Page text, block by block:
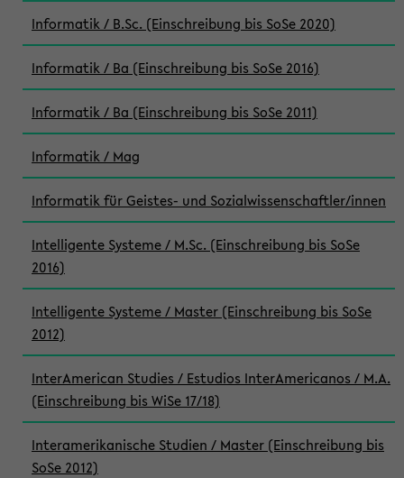
Informatik / B.Sc. (Einschreibung bis SoSe 2020)
Informatik / Ba (Einschreibung bis SoSe 2016)
Informatik / Ba (Einschreibung bis SoSe 2011)
Informatik / Mag
Informatik für Geistes- und Sozialwissenschaftler/innen
Intelligente Systeme / M.Sc. (Einschreibung bis SoSe
2016)
Intelligente Systeme / Master (Einschreibung bis SoSe
2012)
InterAmerican Studies / Estudios InterAmericanos / M.A.
(Einschreibung bis WiSe 17/18)
Interamerikanische Studien / Master (Einschreibung bis
SoSe 2012)